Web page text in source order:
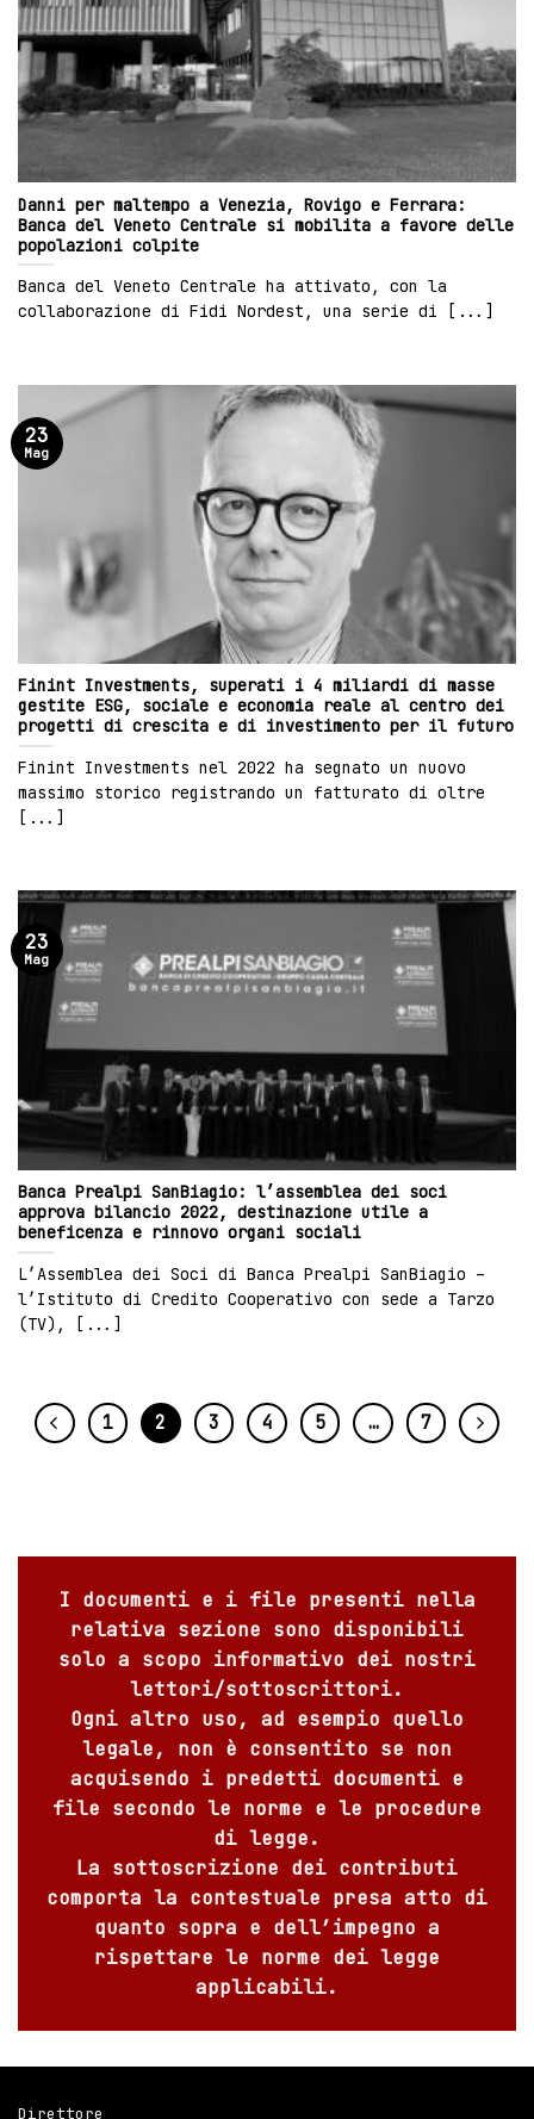
Danni per maltempo a Venezia, Rovigo e Ferrara:
Banca del Veneto Centrale si mobilita a favore delle
popolazioni colpite
Banca del Veneto Centrale ha attivato, con la
collaborazione di Fidi Nordest, una serie di [...]
Finint Investments, superati i 4 miliardi di masse
gestite ESG, sociale e economia reale al centro dei
progetti di crescita e di investimento per il futuro
Finint Investments nel 2022 ha segnato un nuovo
massimo storico registrando un fatturato di oltre
[...]
23
Mag
Banca Prealpi SanBiagio: l’assemblea dei soci
approva bilancio 2022, destinazione utile a
beneficenza e rinnovo organi sociali
L’Assemblea dei Soci di Banca Prealpi SanBiagio –
l’Istituto di Credito Cooperativo con sede a Tarzo
(TV), [...]
23
Mag
1 2 3 4 5 … 7
I documenti e i file presenti nella
relativa sezione sono disponibili
solo a scopo informativo dei nostri
lettori/sottoscrittori.
Ogni altro uso, ad esempio quello
legale, non è consentito se non
acquisendo i predetti documenti e
file secondo le norme e le procedure
di legge.
La sottoscrizione dei contributi
comporta la contestuale presa atto di
quanto sopra e dell’impegno a
rispettare le norme dei legge
applicabili.
Direttore